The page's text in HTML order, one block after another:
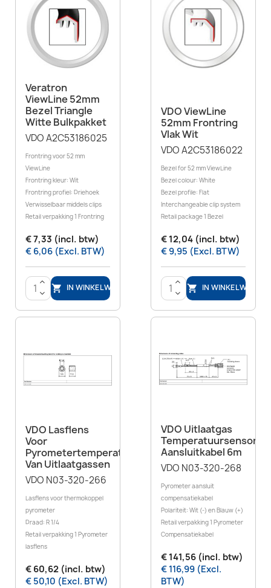
Veratron
ViewLine 52mm
Bezel Triangle
Witte Bulkpakket
VDO A2C53186025
Frontring voor 52 mm
ViewLine
Frontring kleur: Wit
Frontring profiel: Driehoek
Verwisselbaar middels clips
Retail verpakking 1 Frontring
€ 7,33 (incl. btw)
€ 6,06 (Excl. BTW)
>
<
 IN WINKELWAGEN
VDO ViewLine
52mm Frontring
Vlak Wit
VDO A2C53186022
Bezel for 52 mm ViewLine
Bezel colour: White
Bezel profile: Flat
Interchangeable clip system
Retail package 1 Bezel
€ 12,04 (incl. btw)
€ 9,95 (Excl. BTW)
>
<
 IN WINKELWAGEN
VDO Lasflens
Voor
Pyrometertemperatuursensor
Van Uitlaatgassen
VDO N03-320-266
Lasflens voor thermokoppel
pyrometer
Draad: R 1/4
Retail verpakking 1 Pyrometer
lasflens
€ 60,62 (incl. btw)
€ 50,10 (Excl. BTW)
VDO Uitlaatgas
Temperatuursensor
Aansluitkabel 6m
VDO N03-320-268
Pyrometer aansluit
compensatiekabel
Polariteit: Wit (-) en Blauw (+)
Retail verpakking 1 Pyrometer
Compensatiekabel
€ 141,56 (incl. btw)
€ 116,99 (Excl.
BTW)